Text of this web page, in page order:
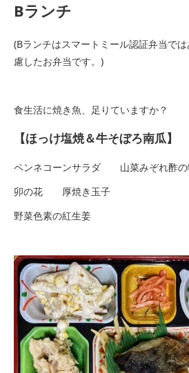
Bランチ
(Bランチはスマートミール認証弁当で
慮したお弁当です。)
食生活に焼き魚、足りていますか？
【ほっけ塩焼＆牛そぼろ南瓜】
ペンネコーンサラダ 山菜みぞれ酢の
卯の花 厚焼き玉子
野菜色素の紅生姜